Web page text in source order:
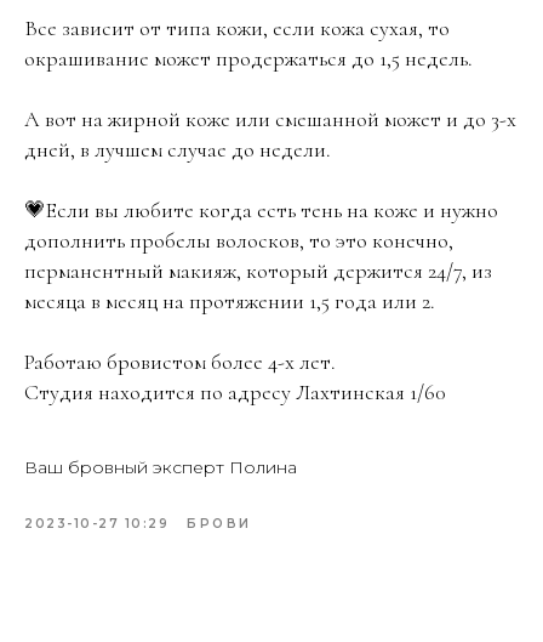
Все зависит от типа кожи, если кожа сухая, то
окрашивание может продержаться до 1,5 недель.
А вот на жирной коже или смешанной может и до 3-х
дней, в лучшем случае до недели.
💗Если вы любите когда есть тень на коже и нужно
дополнить пробелы волосков, то это конечно,
перманентный макияж, который держится 24/7, из
месяца в месяц на протяжении 1,5 года или 2.
Работаю бровистом более 4-х лет.
Студия находится по адресу Лахтинская 1/60
Ваш бровный эксперт Полина
2023-10-27 10:29 БРОВИ